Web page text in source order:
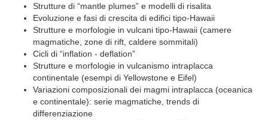
Strutture di “mantle plumes” e modelli di risalita
Evoluzione e fasi di crescita di edifici tipo-Hawaii
Strutture e morfologie in vulcani tipo-Hawaii (camere
magmatiche, zone di rift, caldere sommitali)
Cicli di “inflation - deflation”
Strutture e morfologie in vulcanismo intraplacca
continentale (esempi di Yellowstone e Eifel)
Variazioni composizionali dei magmi intraplacca (oceanica
e continentale): serie magmatiche, trends di
differenziazione